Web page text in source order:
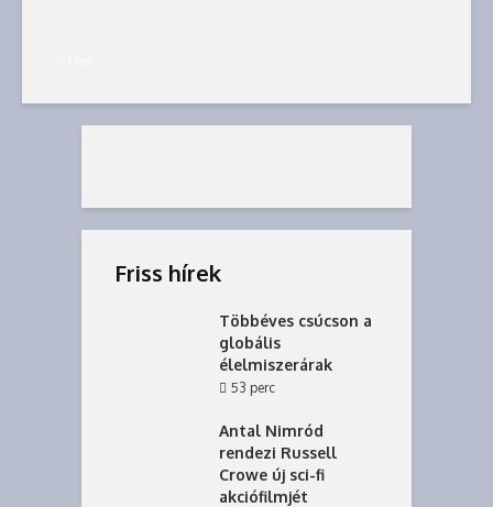
Friss hírek
Többéves csúcson a
globális
élelmiszerárak
53 perc
Antal Nimród
rendezi Russell
Crowe új sci-fi
akciófilmjét